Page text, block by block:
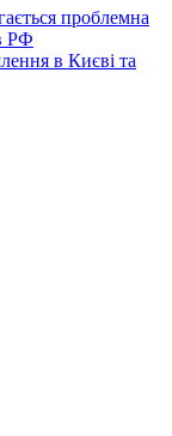
проблемна
РФ
в Києві та